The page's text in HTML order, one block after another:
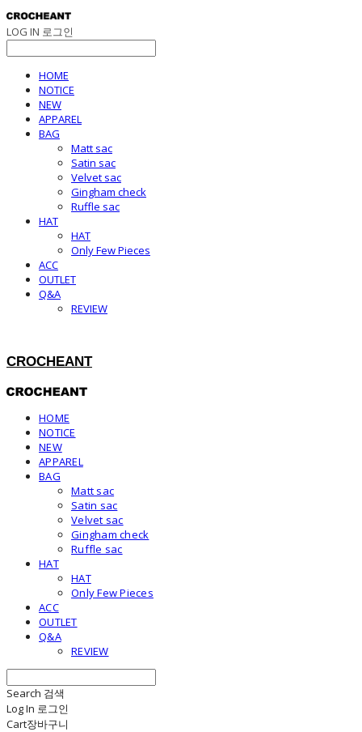
LOG IN 로그인
HOME
NOTICE
NEW
APPAREL
BAG
Matt sac
Satin sac
Velvet sac
Gingham check
Ruffle sac
HAT
HAT
Only Few Pieces
ACC
OUTLET
Q&A
REVIEW
CROCHEANT
HOME
NOTICE
NEW
APPAREL
BAG
Matt sac
Satin sac
Velvet sac
Gingham check
Ruffle sac
HAT
HAT
Only Few Pieces
ACC
OUTLET
Q&A
REVIEW
Search 검색
Log In 로그인
Cart장바구니